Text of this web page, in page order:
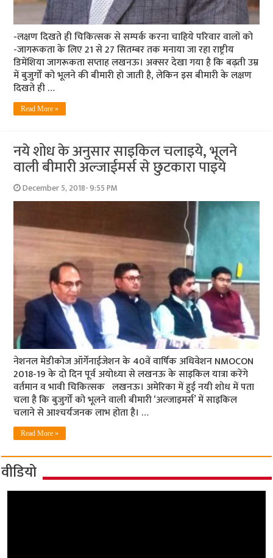
-लक्षण दिखते ही चिकित्‍सक से सम्‍पर्क करना चाहिये परिवार वालों को
-जागरूकता के लिए 21 से 27 सितम्बर तक मनाया जा रहा राष्ट्रीय
डिमेंशिया जागरूकता सप्ताह लखनऊ। अक्‍सर देखा गया है कि बढ़ती उम्र
में बुजुर्गों को भूलने की बीमारी हो जाती है, लेकिन इस बीमारी के लक्षण
दिखते ही …
Read More »
नये शोध के अनुसार साइकिल चलाइये, भूलने
वाली बीमारी अल्‍जाईमर्स से छुटकारा पाइये
December 5, 2018- 9:55 PM
नेशनल मेडीकोज ऑर्गेनाईजेशन के 40वें वार्षिक अधिवेशन NMOCON
2018-19 के दो दिन पूर्व अयोध्‍या से लखनऊ के साइकिल यात्रा करेंगे
वर्तमान व भावी चिकित्‍सक लखनऊ। अमेरिका में हुई नयी शोध में पता
चला है कि बुजुर्गों को भूलने वाली बीमारी ‘अल्‍जाइमर्स’ में साइकिल
चलाने से आश्‍चर्यजनक लाभ होता है। …
Read More »
वीडियो